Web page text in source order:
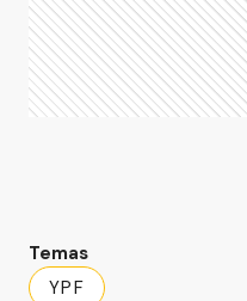
Temas
YPF